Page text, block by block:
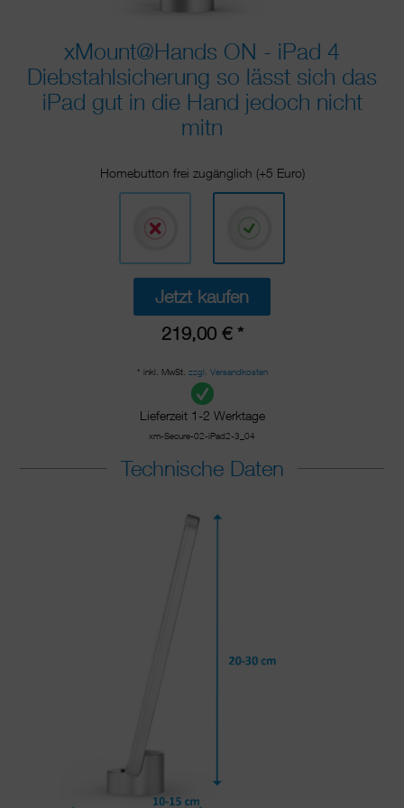
xMount@Hands ON - iPad 4
Diebstahlsicherung so lässt sich das
iPad gut in die Hand jedoch nicht
mitn
Homebutton frei zugänglich (+5 Euro)
Jetzt kaufen
219,00 € *
* inkl. MwSt. zzgl. Versandkosten
Lieferzeit 1-2 Werktage
xm-Secure-02-iPad2-3_04
Technische Daten